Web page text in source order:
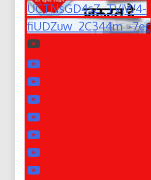
UCTNsGD4sZ_TVjW4-
fiUDZuw_2C344m_-7ec